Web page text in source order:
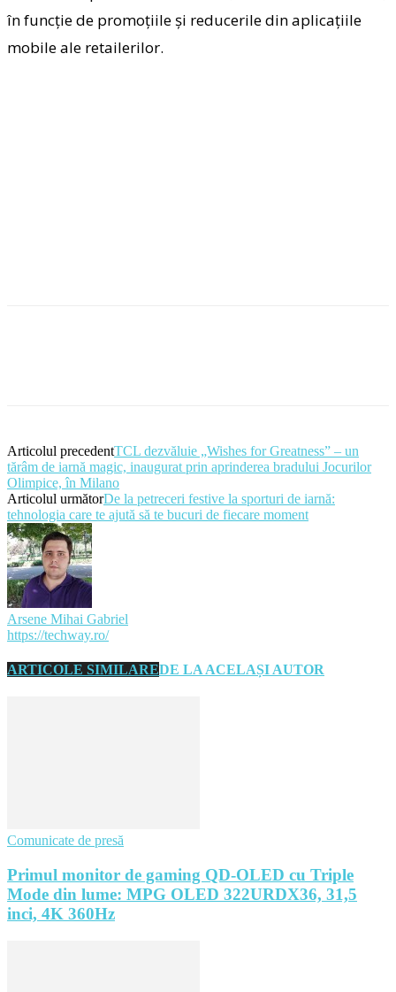
în funcție de promoțiile și reducerile din aplicațiile
mobile ale retailerilor.
Articolul precedentTCL dezvăluie „Wishes for Greatness” – un
tărâm de iarnă magic, inaugurat prin aprinderea bradului Jocurilor
Olimpice, în Milano
Articolul următorDe la petreceri festive la sporturi de iarnă:
tehnologia care te ajută să te bucuri de fiecare moment
Arsene Mihai Gabriel
https://techway.ro/
ARTICOLE SIMILAREDE LA ACELAȘI AUTOR
Comunicate de presă
Primul monitor de gaming QD-OLED cu Triple
Mode din lume: MPG OLED 322URDX36, 31,5
inci, 4K 360Hz